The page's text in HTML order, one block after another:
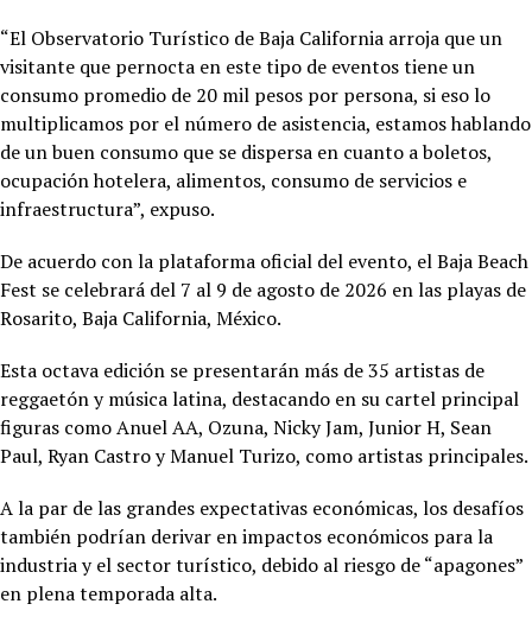
“El Observatorio Turístico de Baja California arroja que un
visitante que pernocta en este tipo de eventos tiene un
consumo promedio de 20 mil pesos por persona, si eso lo
multiplicamos por el número de asistencia, estamos hablando
de un buen consumo que se dispersa en cuanto a boletos,
ocupación hotelera, alimentos, consumo de servicios e
infraestructura”, expuso.
De acuerdo con la plataforma oficial del evento, el Baja Beach
Fest se celebrará del 7 al 9 de agosto de 2026 en las playas de
Rosarito, Baja California, México.
Esta octava edición se presentarán más de 35 artistas de
reggaetón y música latina, destacando en su cartel principal
figuras como Anuel AA, Ozuna, Nicky Jam, Junior H, Sean
Paul, Ryan Castro y Manuel Turizo, como artistas principales.
A la par de las grandes expectativas económicas, los desafíos
también podrían derivar en impactos económicos para la
industria y el sector turístico, debido al riesgo de “apagones”
en plena temporada alta.